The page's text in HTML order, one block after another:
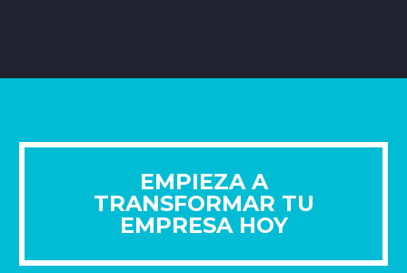
EMPIEZA A
TRANSFORMAR TU
EMPRESA HOY